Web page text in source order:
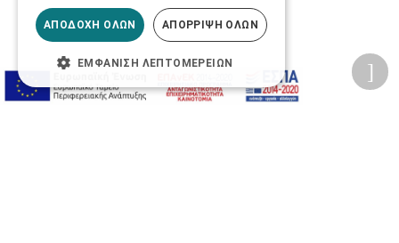
ΑΠΟΔΟΧΉ ΌΛΩΝ ΑΠΌΡΡΙΨΗ ΌΛΩΝ
ΕΜΦΆΝΙΣΗ ΛΕΠΤΟΜΕΡΕΙΏΝ